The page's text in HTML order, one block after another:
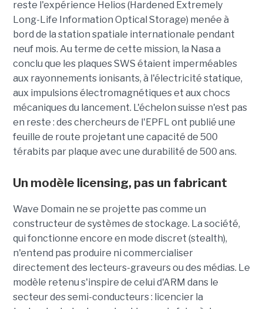
reste l'expérience Helios (Hardened Extremely
Long-Life Information Optical Storage) menée à
bord de la station spatiale internationale pendant
neuf mois. Au terme de cette mission, la Nasa a
conclu que les plaques SWS étaient imperméables
aux rayonnements ionisants, à l'électricité statique,
aux impulsions électromagnétiques et aux chocs
mécaniques du lancement. L'échelon suisse n'est pas
en reste : des chercheurs de l'EPFL ont publié une
feuille de route projetant une capacité de 500
térabits par plaque avec une durabilité de 500 ans.
Un modèle licensing, pas un fabricant
Wave Domain ne se projette pas comme un
constructeur de systèmes de stockage. La société,
qui fonctionne encore en mode discret (stealth),
n'entend pas produire ni commercialiser
directement des lecteurs-graveurs ou des médias. Le
modèle retenu s'inspire de celui d'ARM dans le
secteur des semi-conducteurs : licencier la